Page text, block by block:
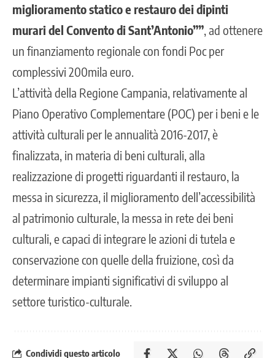
miglioramento statico e restauro dei dipinti
murari del Convento di Sant’Antonio”” , ad ottenere
un finanziamento regionale con fondi Poc per
complessivi 200mila euro.
L’attività della Regione Campania, relativamente al
Piano Operativo Complementare (POC) per i beni e le
attività culturali per le annualità 2016-2017, è
finalizzata, in materia di beni culturali, alla
realizzazione di progetti riguardanti il restauro, la
messa in sicurezza, il miglioramento dell’accessibilità
al patrimonio culturale, la messa in rete dei beni
culturali, e capaci di integrare le azioni di tutela e
conservazione con quelle della fruizione, così da
determinare impianti significativi di sviluppo al
settore turistico-culturale.
Condividi questo articolo